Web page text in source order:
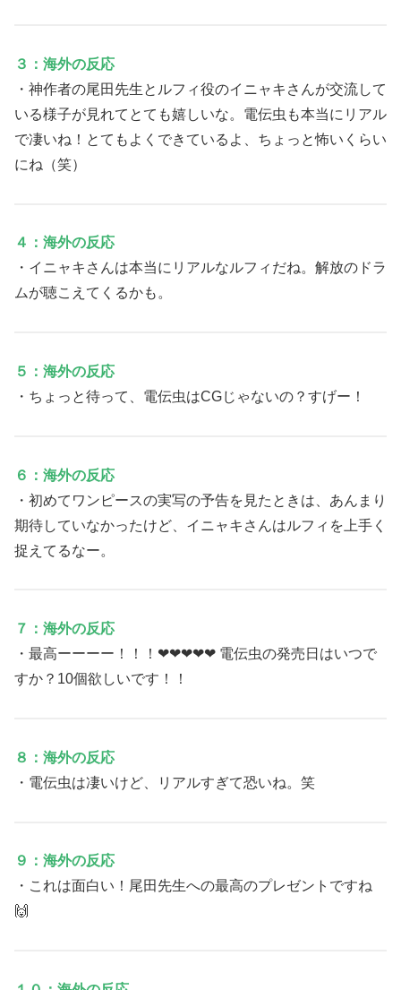
３：海外の反応
・神作者の尾田先生とルフィ役のイニャキさんが交流して
いる様子が見れてとても嬉しいな。電伝虫も本当にリアル
で凄いね！とてもよくできているよ、ちょっと怖いくらい
にね（笑）
４：海外の反応
・イニャキさんは本当にリアルなルフィだね。解放のドラ
ムが聴こえてくるかも。
５：海外の反応
・ちょっと待って、電伝虫はCGじゃないの？すげー！
６：海外の反応
・初めてワンピースの実写の予告を見たときは、あんまり
期待していなかったけど、イニャキさんはルフィを上手く
捉えてるなー。
７：海外の反応
・最高ーーーー！！！❤❤❤❤❤ 電伝虫の発売日はいつで
すか？10個欲しいです！！
８：海外の反応
・電伝虫は凄いけど、リアルすぎて恐いね。笑
９：海外の反応
・これは面白い！尾田先生への最高のプレゼントですね
🙌